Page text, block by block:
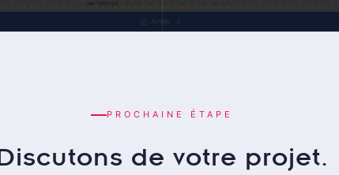
PROCHAINE ÉTAPE
Discutons de votre projet.